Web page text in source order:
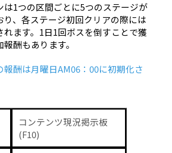
は1つの区間ごとに5つのステージが
り、各ステージ初回クリアの際には
れます。1日1回ボスを倒すことで獲
酬もあります。
酬は月曜日AM06：00に初期化さ
コンテンツ現況掲示板
(F10)